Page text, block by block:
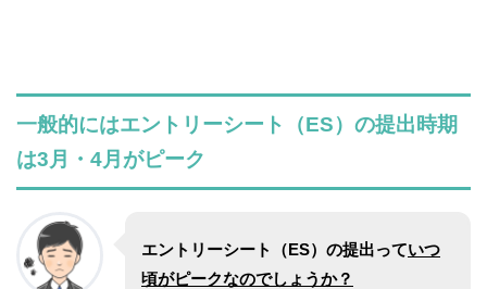
一般的にはエントリーシート（ES）の提出時期
は3月・4月がピーク
エントリーシート（ES）の提出っていつ
頃がピークなのでしょうか？